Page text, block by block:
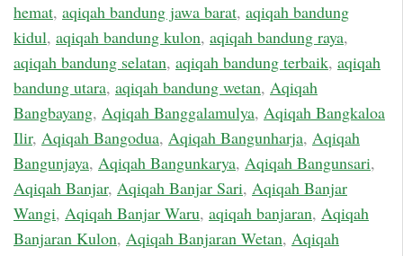
hemat, aqiqah bandung jawa barat, aqiqah bandung
kidul, aqiqah bandung kulon, aqiqah bandung raya,
aqiqah bandung selatan, aqiqah bandung terbaik, aqiqah
bandung utara, aqiqah bandung wetan, Aqiqah
Bangbayang, Aqiqah Banggalamulya, Aqiqah Bangkaloa
Ilir, Aqiqah Bangodua, Aqiqah Bangunharja, Aqiqah
Bangunjaya, Aqiqah Bangunkarya, Aqiqah Bangunsari,
Aqiqah Banjar, Aqiqah Banjar Sari, Aqiqah Banjar
Wangi, Aqiqah Banjar Waru, aqiqah banjaran, Aqiqah
Banjaran Kulon, Aqiqah Banjaran Wetan, Aqiqah